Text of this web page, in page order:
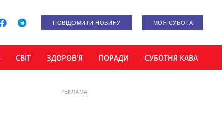
ПОВІДОМИТИ НОВИНУ МОЯ СУБОТА
СВІТ ЗДОРОВ’Я ПОРАДИ СУБОТНЯ КАВА
РЕКЛАМА